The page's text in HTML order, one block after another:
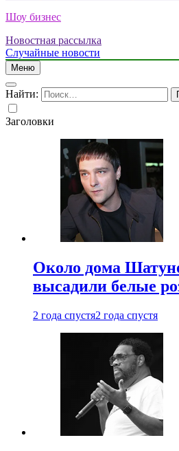
Шоу бизнес
Новостная рассылка
Случайные новости
Меню
Найти:
Заголовки
Около дома
высадили белые
2 года спустя2 года спустя